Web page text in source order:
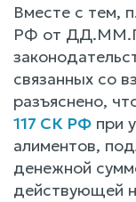
Вместе с тем,
РФ от
связанных со
разъяснено,
117 СК РФ при
алиментов,
денежной
действующей